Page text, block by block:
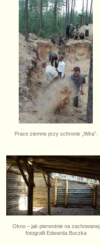
Prace ziemne przy schronie „Wira”.
Okno – jak pierwotnie na zachowanej
fotografii Edwarda Buczka